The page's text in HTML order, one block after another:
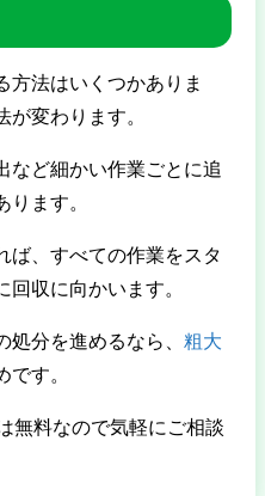
方法はいくつかありま
変わります。
など細かい作業ごとに追
ます。
ば、すべての作業をスタ
収に向かいます。
分を進めるなら、 粗大
です。
無料なので気軽にご相談